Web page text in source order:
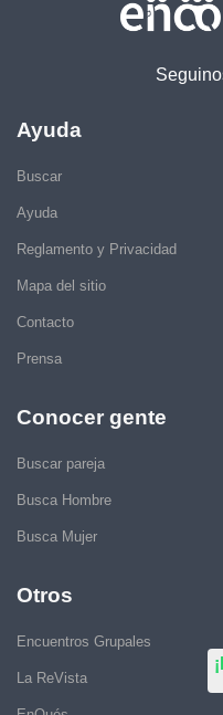
Ayuda
Buscar
Ayuda
Reglamento y Privacidad
Mapa del sitio
Contacto
Prensa
Conocer gente
Buscar pareja
Busca Hombre
Busca Mujer
Otros
Encuentros Grupales
La ReVista